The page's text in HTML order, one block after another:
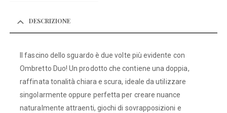
DESCRIZIONE
Il fascino dello sguardo è due volte più evidente con
Ombretto Duo! Un prodotto che contiene una doppia,
raffinata tonalità chiara e scura, ideale da utilizzare
singolarmente oppure perfetta per creare nuance
naturalmente attraenti, giochi di sovrapposizioni e